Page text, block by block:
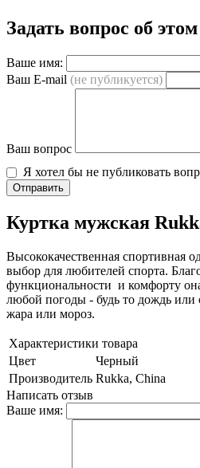
Задать вопрос об
Ваше имя:
Ваш E-mail (не публикуется)
Ваш вопрос
Я хотел бы не публиковать
Отправить
Куртка мужская
Высококачественная спортивная
выбор для любителей спорта.
функциональности и комфорту
любой погоды - будь то дождь или
жара или мороз.
Характеристики товара
Цвет
Черный
Производитель Rukka, China
Написать отзыв
Ваше имя: